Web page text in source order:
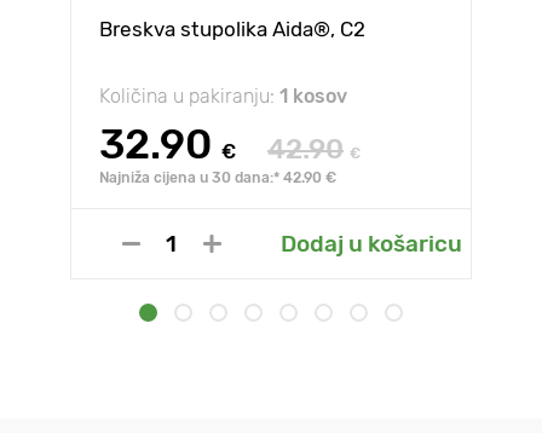
Breskva stupolika Aida®, C2
Količina u pakiranju: 1 kosov
32.90 € 42.90 €
Najniža cijena u 30 dana:* 42.90 €
Dodaj u košaricu